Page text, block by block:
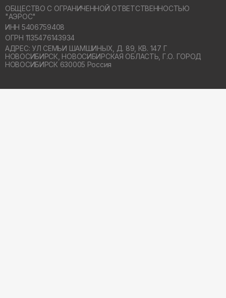
ОБЩЕСТВО С ОГРАНИЧЕННОЙ ОТВЕТСТВЕННОСТЬЮ
"АЭРОС"
ИНН 5406759408
ОГРН 1135476143934
АДРЕС: УЛ СЕМЬИ ШАМШИНЫХ, Д. 89, КВ. 147 Г
НОВОСИБИРСК, НОВОСИБИРСКАЯ ОБЛАСТЬ, Г.О. ГОРОД
НОВОСИБИРСК 630005 Россия